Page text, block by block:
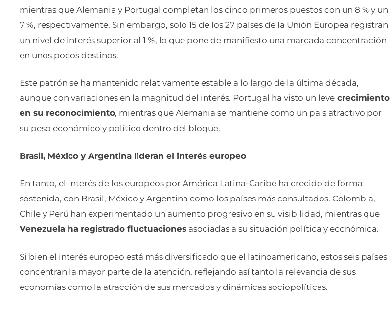
mientras que Alemania y Portugal completan los cinco primeros puestos con un 8 % y un
7 %, respectivamente. Sin embargo, solo 15 de los 27 países de la Unión Europea registran
un nivel de interés superior al 1 %, lo que pone de manifiesto una marcada concentración
en unos pocos destinos.
Este patrón se ha mantenido relativamente estable a lo largo de la última década,
aunque con variaciones en la magnitud del interés. Portugal ha visto un leve crecimiento
en su reconocimiento, mientras que Alemania se mantiene como un país atractivo por
su peso económico y político dentro del bloque.
Brasil, México y Argentina lideran el interés europeo
En tanto, el interés de los europeos por América Latina-Caribe ha crecido de forma
sostenida, con Brasil, México y Argentina como los países más consultados. Colombia,
Chile y Perú han experimentado un aumento progresivo en su visibilidad, mientras que
Venezuela ha registrado fluctuaciones asociadas a su situación política y económica.
Si bien el interés europeo está más diversificado que el latinoamericano, estos seis países
concentran la mayor parte de la atención, reflejando así tanto la relevancia de sus
economías como la atracción de sus mercados y dinámicas sociopolíticas.